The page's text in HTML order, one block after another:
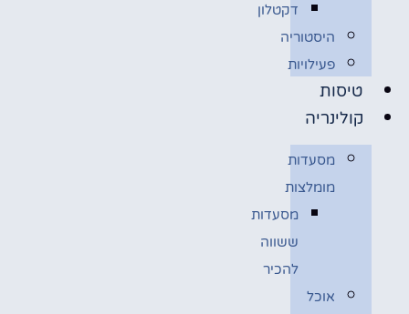
דקטלון
היסטוריה
פעילויות
טיסות
קולינריה
מסעדות
מומלצות
מסעדות
ששווה
להכיר
אוכל